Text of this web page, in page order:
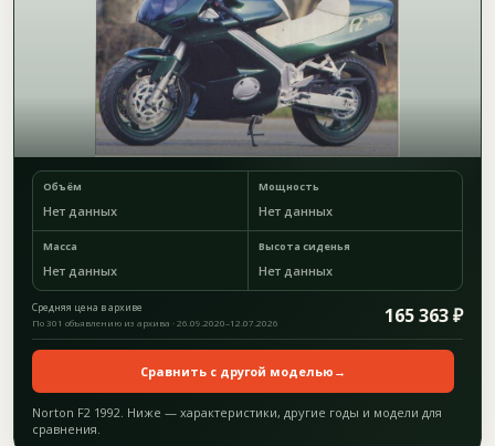
Объём
Нет данных
Мощность
Нет данных
Масса
Нет данных
Высота сиденья
Нет данных
Средняя цена в архиве 165 363 ₽
По 301 объявлению из архива · 26.09.2020–12.07.2026
Сравнить с другой моделью →
Norton F2 1992. Ниже — характеристики, другие годы и модели для
сравнения.